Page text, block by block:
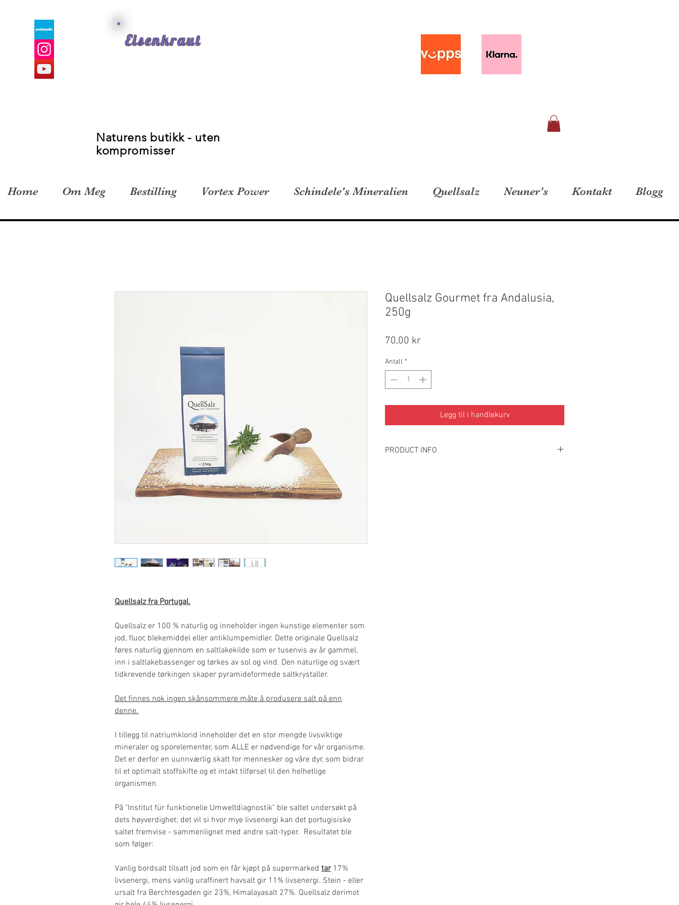
Eisenkraut
Naturens butikk - uten
kompromisser
Home Om Meg Bestilling Vortex Power Schindele's Mineralien Quellsalz Neuner's Kontakt Blogg
Quellsalz fra Portugal.
Quellsalz er 100 % naturlig og inneholder ingen kunstige elementer som
jod, fluor, blekemiddel eller antiklumpemidler. Dette originale Quellsalz
føres naturlig gjennom en saltlakekilde som er tusenvis av år gammel,
inn i saltlakebassenger og tørkes av sol og vind. Den naturlige og svært
tidkrevende tørkingen skaper pyramideformede saltkrystaller.
Det finnes nok ingen skånsommere måte å produsere salt på enn
denne.
I tillegg til natriumklorid inneholder det en stor mengde livsviktige
mineraler og sporelementer, som ALLE er nødvendige for vår organisme.
Det er derfor en uunnværlig skatt for mennesker og våre dyr, som bidrar
til et optimalt stoffskifte og et intakt tilførsel til den helhetlige
organismen.
På "Institut für funktionelle Umweltdiagnostik" ble saltet undersøkt på
dets høyverdighet; det vil si hvor mye livsenergi kan det portugisiske
saltet fremvise - sammenlignet med andre salt-typer. Resultatet ble
som følger:
Vanlig bordsalt tilsatt jod som en får kjøpt på supermarked tar17%
livsenergi, mens vanlig uraffinert havsalt gir 11% livsenergi. Stein - eller
ursalt fra Berchtesgaden gir 23%, Himalayasalt 27%. Quellsalz derimot
Quellsalz Gourmet fra Andalusia,
250g
70,00 krPris
Antall *
Legg til i handlekurv
PRODUCT INFO